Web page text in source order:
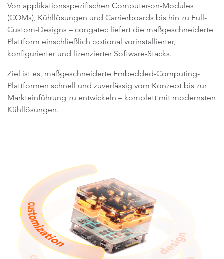
Von applikationsspezifischen Computer-on-Modules
(COMs), Kühllösungen und Carrierboards bis hin zu Full-
Custom-Designs – congatec liefert die maßgeschneiderte
Plattform einschließlich optional vorinstallierter,
konfigurierter und lizenzierter Software-Stacks.
Ziel ist es, maßgeschneiderte Embedded-Computing-
Plattformen schnell und zuverlässig vom Konzept bis zur
Markteinführung zu entwickeln – komplett mit modernsten
Kühllösungen.